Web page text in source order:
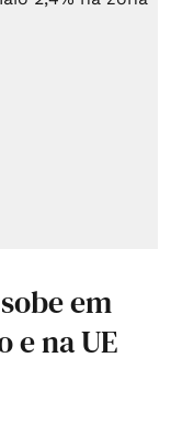
em
e na UE